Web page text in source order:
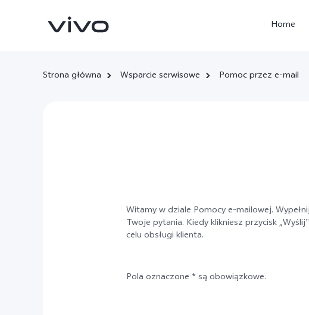
Home
Strona główna Wsparcie serwisowe Pomoc przez e-mail
Witamy w dziale Pomocy e-mailowej.
Twoje pytania. Kiedy klikniesz przycisk
celu obsługi klienta.
Pola oznaczone * są obowiązkowe.